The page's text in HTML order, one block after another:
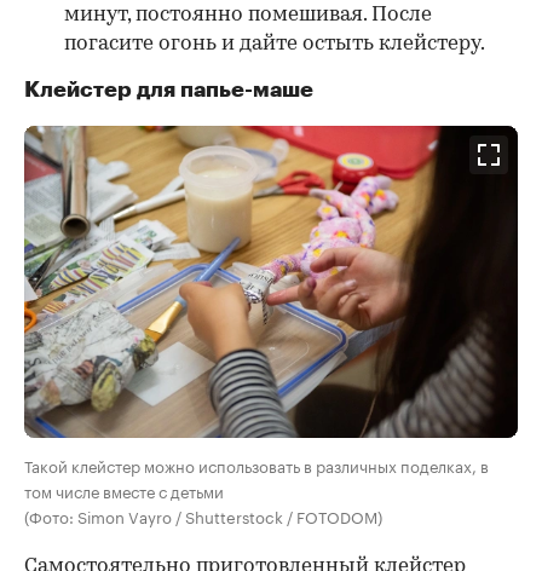
минут, постоянно помешивая. После
погасите огонь и дайте остыть клейстеру.
Клейстер для папье-маше
Такой клейстер можно использовать в различных поделках, в
том числе вместе с детьми
(Фото: Simon Vayro / Shutterstock / FOTODOM)
Самостоятельно приготовленный клейстер